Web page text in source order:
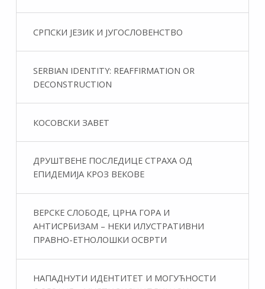
СРПСКИ ЈЕЗИК И ЈУГОСЛОВЕНСТВО
SERBIAN IDENTITY: REAFFIRMATION OR
DECONSTRUCTION
КОСОВСКИ ЗАВЕТ
ДРУШТВЕНЕ ПОСЛЕДИЦЕ СТРАХА ОД
ЕПИДЕМИЈА КРОЗ ВЕКОВЕ
ВЕРСКЕ СЛОБОДЕ, ЦРНА ГОРА И
АНТИСРБИЗАМ – НЕКИ ИЛУСТРАТИВНИ
ПРАВНО-ЕТНОЛОШКИ ОСВРТИ
НАПАДНУТИ ИДЕНТИТЕТ И МОГУЋНОСТИ